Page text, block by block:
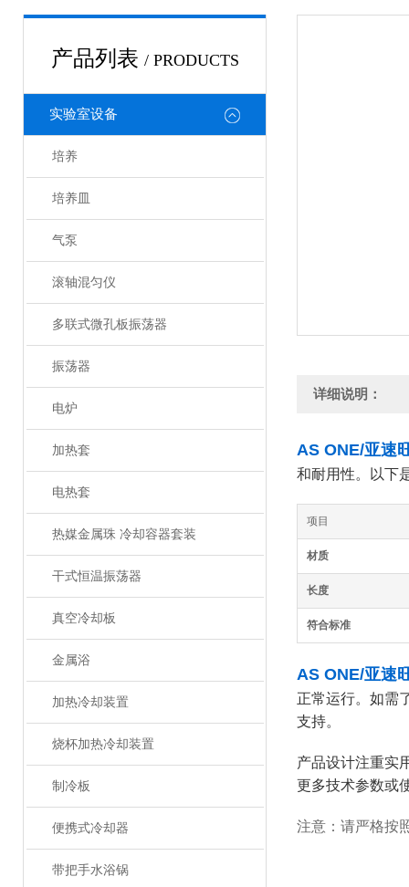
产品列表 / PRODUCTS
实验室设备
培养
培养皿
气泵
滚轴混匀仪
多联式微孔板振荡器
振荡器
电炉
加热套
电热套
热媒金属珠 冷却容器套装
干式恒温振荡器
真空冷却板
金属浴
加热冷却装置
烧杯加热冷却装置
制冷板
便携式冷却器
带把手水浴锅
详细说明：
AS ONE/亚速
和耐用性。以下
项目
材质
长度
符合标准
AS ONE/亚速
正常运行。如需
支持。
产品设计注重实
更多技术参数或
注意：请严格按